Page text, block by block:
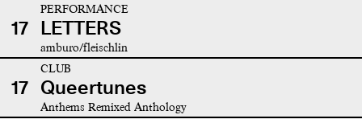
17
PERFORMANCE
LETTERS
amburo/fleischlin
17
CLUB
Queertunes
Anthems Remixed Anthology